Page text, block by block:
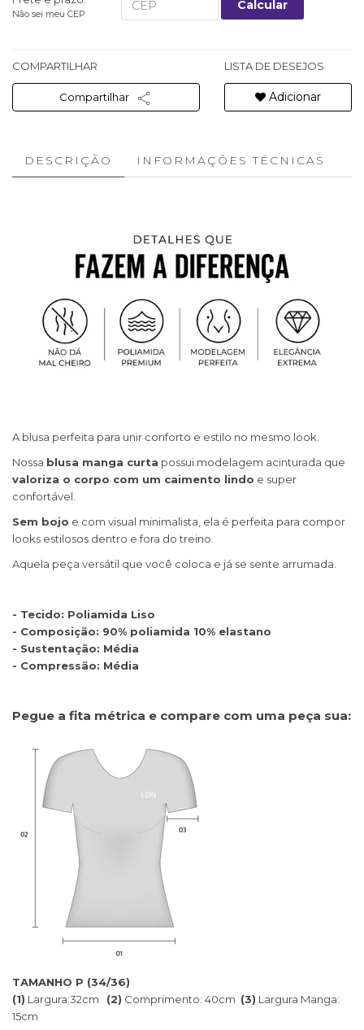
Não sei meu CEP
Calcular
COMPARTILHAR
Compartilhar
LISTA DE DESEJOS
Adicionar
DESCRIÇÃO INFORMAÇÕES TÉCNICAS
A blusa perfeita para unir conforto e estilo no mesmo look.
Nossa blusa manga curta possui modelagem acinturada que
valoriza o corpo com um caimento lindo e super
confortável.
Sem bojo e com visual minimalista, ela é perfeita para compor
looks estilosos dentro e fora do treino.
Aquela peça versátil que você coloca e já se sente arrumada.
- Tecido: Poliamida Liso
- Composição: 90% poliamida 10% elastano
- Sustentação: Média
- Compressão: Média
Pegue a fita métrica e compare com uma peça sua:
TAMANHO P (34/36)
(1) Largura:32cm (2) Comprimento: 40cm (3) Largura Manga:
15cm